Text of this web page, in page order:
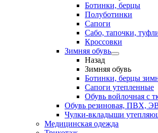
Ботинки, берцы
Полуботинки
Сапоги
Сабо, тапочки,
Кроссовки
Зимняя обувь
Назад
Зимняя обувь
Ботинки, берцы
Сапоги утепленные
Обувь войлочная с
Обувь резиновая, ПВХ,
Чулки-вкладыши
Медицинская одежда